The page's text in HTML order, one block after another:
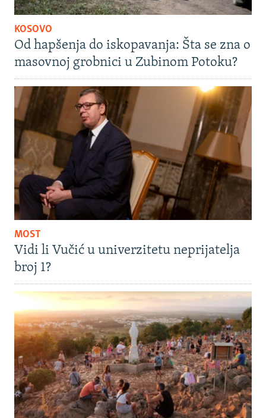
KOSOVO
Od hapšenja do iskopavanja: Šta se zna o
masovnoj grobnici u Zubinom Potoku?
MOST
Vidi li Vučić u univerzitetu neprijatelja
broj 1?